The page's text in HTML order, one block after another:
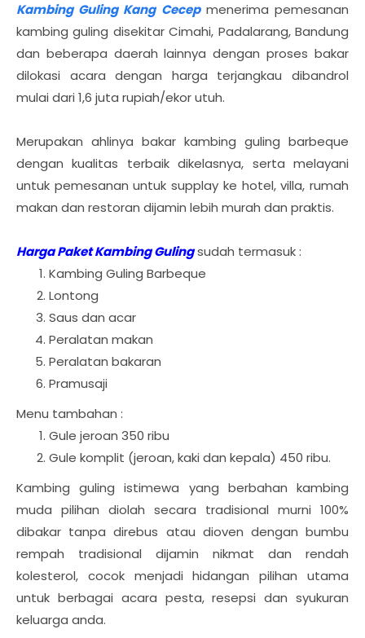
Kambing Guling Kang Cecepmenerima pemesanan
kambing guling disekitar Cimahi, Padalarang, Bandung
dan beberapa daerah lainnya dengan proses bakar
dilokasi acara dengan harga terjangkau dibandrol
mulai dari 1,6 juta rupiah/ekor utuh.
Merupakan ahlinya bakar kambing guling barbeque
dengan kualitas terbaik dikelasnya, serta melayani
untuk pemesanan untuk supplay ke hotel, villa, rumah
makan dan restoran dijamin lebih murah dan praktis.
Harga Paket Kambing Gulingsudah termasuk :
Kambing Guling Barbeque
Lontong
Saus dan acar
Peralatan makan
Peralatan bakaran
Pramusaji
Menu tambahan :
Gule jeroan 350 ribu
Gule komplit (jeroan, kaki dan kepala) 450 ribu.
Kambing guling istimewa yang berbahan kambing
muda pilihan diolah secara tradisional murni 100%
dibakar tanpa direbus atau dioven dengan bumbu
rempah tradisional dijamin nikmat dan rendah
kolesterol, cocok menjadi hidangan pilihan utama
untuk berbagai acara pesta, resepsi dan syukuran
keluarga anda.